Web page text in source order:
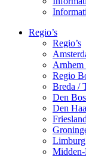
Regio’s
Regio’s
Arnhem
Regio
Breda /
Den
Den
Friesland
Limburg
Midden-